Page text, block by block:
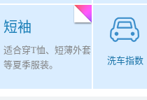
短袖
适合穿T恤、短薄外套
等夏季服装。
洗车指数